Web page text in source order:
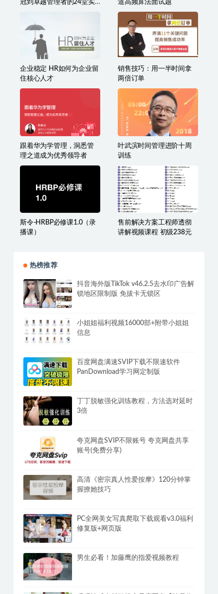
冠到卓越管理者的24堂实
道高频算法面试题
企业稳定 HR如何为企业留
住核心人才
销售技巧：用一半时间拿
两倍订单
跟着华为学管理，洞悉管
理之道成为优秀领导者
叶武滨时间管理进阶十周
训练
斯令-HRBP必修课1.0（录
播课）
售前解决方案工程师透彻
讲解视频课程 初级238元
热榜推荐
抖音海外版TikTok v46.2.5去水印广告解
锁地区限制版 免拔卡无锁区
小姐姐福利视频16000部+附带小姐姐
信息
百度网盘满速SVIP下载不限速软件
PanDownload学习网定制版
丁丁脱敏强化训练教程，方法选对延时
3倍
夸克网盘SVIP不限账号 夸克网盘共享
账号(免费分享)
高清《密宗真人性爱按摩》120分钟掌
握撩她技巧
PC全网美女写真爬取下载观看v3.0福利
修复版+网页版
男生必看！加藤鹰的指爱视频教程